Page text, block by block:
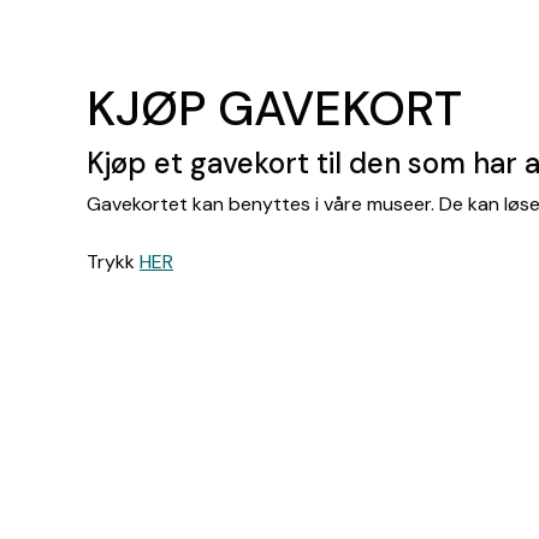
KJØP GAVEKORT
Kjøp et gavekort til den som har
Gavekortet kan benyttes i våre museer. De kan
TrykkHER